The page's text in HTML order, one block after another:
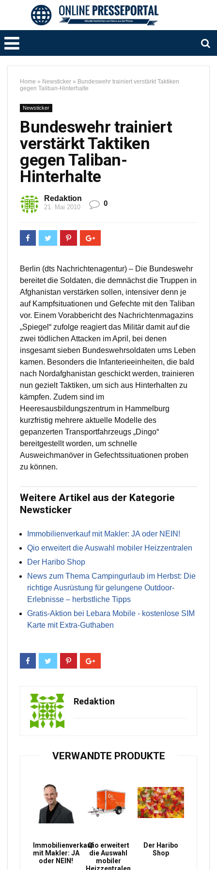
Home » Newsticker » Bundeswehr trainiert verstärkt Taktiken
gegen Taliban-Hinterhalte
Newsticker
Bundeswehr trainiert
verstärkt Taktiken
gegen Taliban-
Hinterhalte
Redaktion
21. Mai 2010 0
Berlin (dts Nachrichtenagentur) – Die Bundeswehr
bereitet die Soldaten, die demnächst die Truppen in
Afghanistan verstärken sollen, intensiver denn je
auf Kampfsituationen und Gefechte mit den Taliban
vor. Einem Vorabbericht des Nachrichtenmagazins
„Spiegel“ zufolge reagiert das Militär damit auf die
zwei tödlichen Attacken im April, bei denen
insgesamt sieben Bundeswehrsoldaten ums Leben
kamen. Besonders die Infanterieeinheiten, die bald
nach Nordafghanistan geschickt werden, trainieren
nun gezielt Taktiken, um sich aus Hinterhalten zu
kämpfen. Zudem sind im
Heeresausbildungszentrum in Hammelburg
kurzfristig mehrere aktuelle Modelle des
gepanzerten Transportfahrzeugs „Dingo“
bereitgestellt worden, um schnelle
Ausweichmanöver in Gefechtssituationen proben
zu können.
Weitere Artikel aus der Kategorie
Newsticker
Immobilienverkauf mit Makler: JA oder NEIN!
Qio erweitert die Auswahl mobiler Heizzentralen
Der Haribo Shop
News zum Thema Campingurlaub im Herbst: Die
richtige Ausrüstung für gelungene Outdoor-
Erlebnisse – herbstliche Tipps
Gratis-Aktion bei Lebara Mobile - kostenlose SIM
Karte mit Extra-Guthaben
Redaktion
VERWANDTE PRODUKTE
Immobilienverkauf
mit Makler: JA
oder NEIN!
Qio erweitert
die Auswahl
mobiler
Der Haribo
Shop